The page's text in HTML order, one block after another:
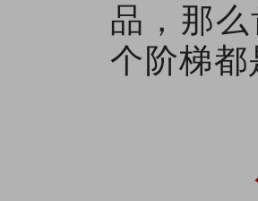
品，那
个阶梯